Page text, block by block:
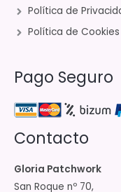
Política de
Política de Cookies
Pago Seguro
Contacto
Gloria Patchwork
San Roque nº 70,